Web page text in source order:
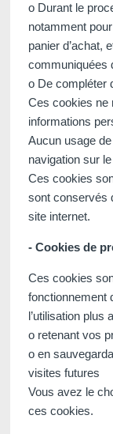
o Durant le
notamment
panier d’achat,
communiquées
o De compléter
Ces cookies ne
informations
Aucun usage
navigation sur
Ces cookies
sont conservés
site internet.
- Cookies de
Ces cookies
fonctionnement
l’utilisation plus
o retenant vos
o en
visites futures
Vous avez le
ces cookies.